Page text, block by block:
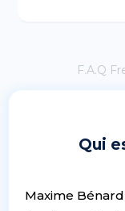
F.A.Q
Qui
Maxime